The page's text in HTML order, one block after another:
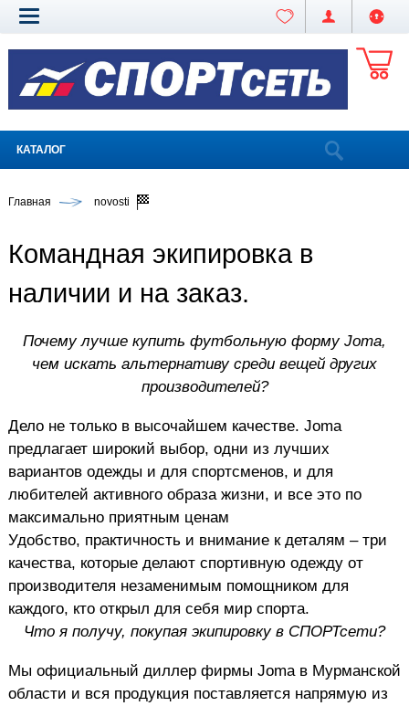
КАТАЛОГ
Главная novosti
Командная экипировка в
наличии и на заказ.
Почему лучше купить футбольную форму Joma,
чем искать альтернативу среди вещей других
производителей?
Дело не только в высочайшем качестве. Joma
предлагает широкий выбор, одни из лучших
вариантов одежды и для спортсменов, и для
любителей активного образа жизни, и все это по
максимально приятным ценам
Удобство, практичность и внимание к деталям – три
качества, которые делают спортивную одежду от
производителя незаменимым помощником для
каждого, кто открыл для себя мир спорта.
Что я получу, покупая экипировку в СПОРТсети?
Мы официальный диллер фирмы Joma в Мурманской
области и вся продукция поставляется напрямую из